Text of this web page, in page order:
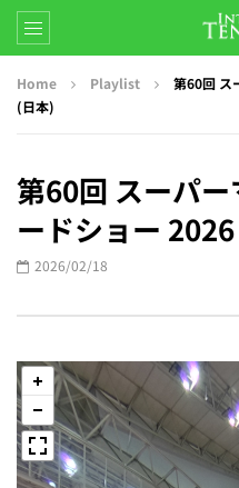
Home Playlist
第60回 ス
(日本)
第60回 スーパ
ードショー
2026/02/18